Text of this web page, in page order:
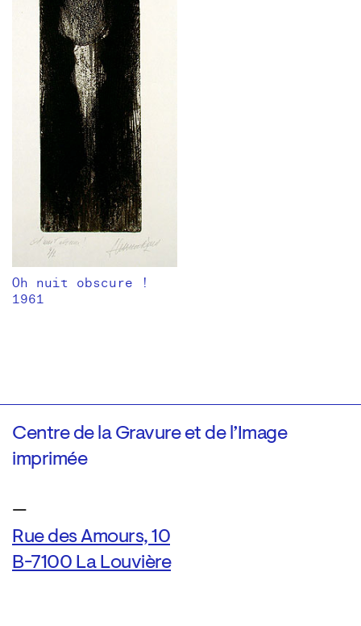
Oh nuit obscure !
1961
Centre de la Gravure et de l’Image
imprimée
—
Rue des Amours, 10
B-7100 La Louvière